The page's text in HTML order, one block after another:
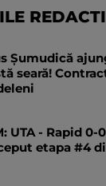
Șumudică
seară!
UTA - Rapid 0-
etapa #4